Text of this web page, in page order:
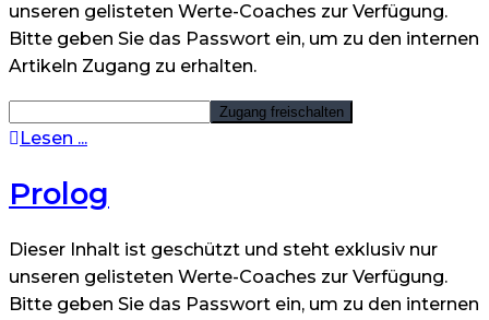
unseren gelisteten Werte-Coaches zur Verfügung.
Bitte geben Sie das Passwort ein, um zu den internen
Artikeln Zugang zu erhalten.
Lesen ...
Prolog
Dieser Inhalt ist geschützt und steht exklusiv nur
unseren gelisteten Werte-Coaches zur Verfügung.
Bitte geben Sie das Passwort ein, um zu den internen